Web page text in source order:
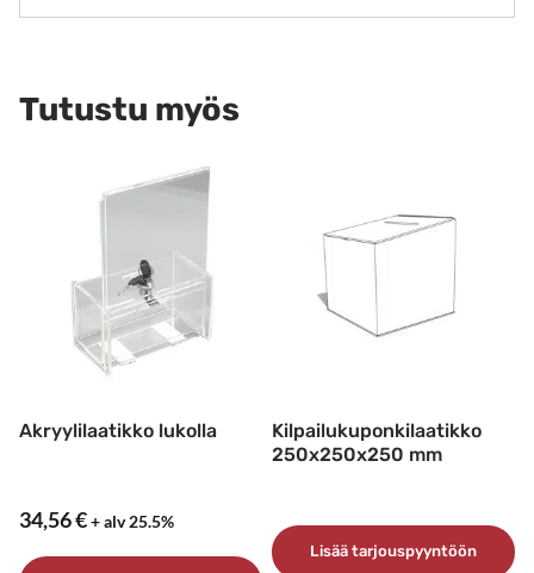
Tutustu myös
Akryylilaatikko lukolla
34,56€+ alv 25.5%
Kilpailukuponkilaatikko
250x250x250 mm
Lisää tarjouspyyntöön